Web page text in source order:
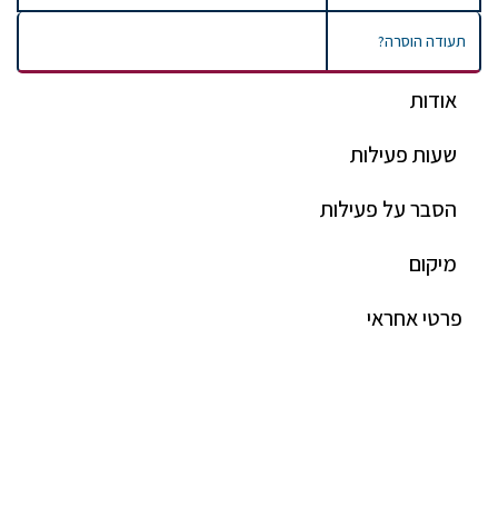
אודות
שעות פעילות
הסבר על פעילות
מיקום
פרטי אחראי
תעודה הוסרה?